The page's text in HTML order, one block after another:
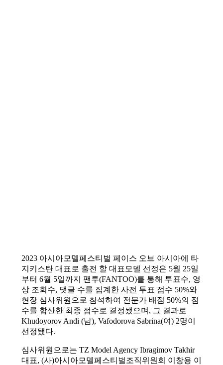
2023 아시아모델페스티벌 페이스 오브 아시아에 타
지키스탄 대표로 출전 할 대표모델 선정은 5월 25일
부터 6월 5일까지 팬투(FANTOO)를 통해 투표수, 영
상 조회수, 댓글 수를 집계한 사전 투표 점수 50%와
현장 심사위원으로 참석하여 전문가 배점 50%의 점
수를 합산한 최종 점수로 결정됐으며, 그 결과로
Khudoyorov Andi (남), Vafodorova Sabrina(여) 2명이
선정됐다.
심사위원으로는 TZ Model Agency Ibragimov Takhir
대표, (사)아시아모델페스티벌조직위원회 이창용 이